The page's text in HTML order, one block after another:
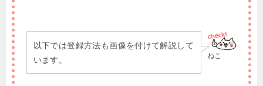
ねこ
以下では登録方法も画像を付けて解説して
います。